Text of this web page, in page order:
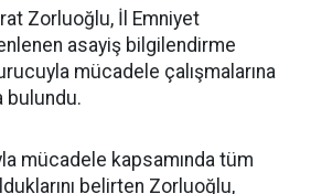
Zorluoğlu, İl Emniyet
asayiş bilgilendirme
mücadele çalışmalarına
bulundu.
mücadele kapsamında tüm
belirten Zorluoğlu,